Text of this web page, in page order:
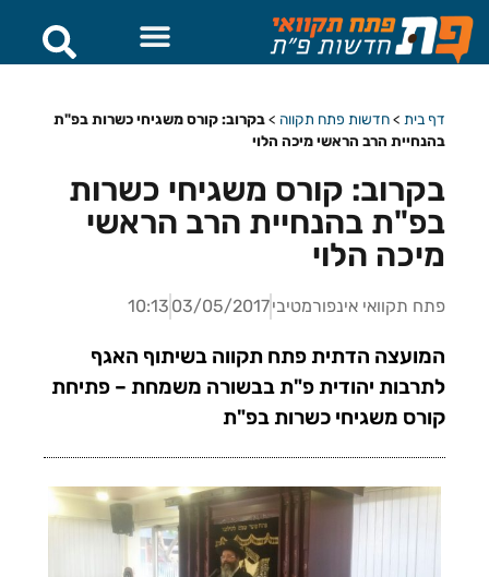
דף בית >חדשות פתח תקווה >בקרוב: קורס משגיחי כשרות בפ"ת
בהנחיית הרב הראשי מיכה הלוי
בקרוב: קורס משגיחי כשרות
בפ"ת בהנחיית הרב הראשי
מיכה הלוי
פתח תקוואי אינפורמטיבי03/05/2017
10:13
המועצה הדתית פתח תקווה בשיתוף האגף
לתרבות יהודית פ"ת בבשורה משמחת – פתיחת
קורס משגיחי כשרות בפ"ת